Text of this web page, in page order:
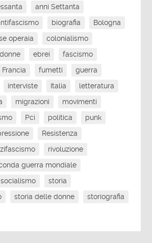
anni Settanta
biografia
Bologna
operaia
colonialismo
donne ebrei
fascismo
Francia fumetti
guerra
interviste Italia
letteratura
migrazioni
movimenti
Pci politica
punk
Resistenza
rivoluzione
guerra mondiale
socialismo
storia
storia delle donne
storiografia